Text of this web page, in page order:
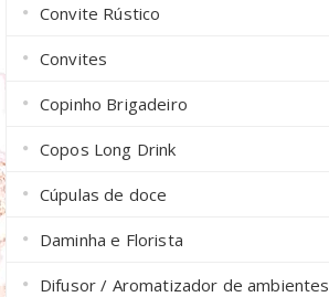
Convite Rústico
Convites
Copinho Brigadeiro
Copos Long Drink
Cúpulas de doce
Daminha e Florista
Difusor / Aromatizador de ambientes